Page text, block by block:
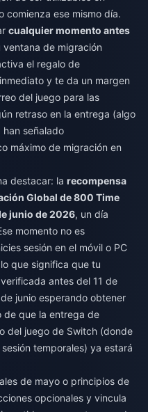
comienza ese mismo día.
cualquier momento antes
ventana de migración
el regalo de
y te da un margen
del juego para las
retraso en la entrega (algo
señalado
máximo de migración en
destacar: la recompensa
Global de 800 Time
junio de 2026, un día
momento no es
sesión en el móvil o PC
que significa que tu
antes del 11 de
junio esperando obtener
de que la entrega de
del juego de Switch (donde
temporales) ya estará
de mayo o principios de
opcionales y vincula